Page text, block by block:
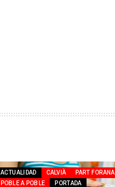
ACTUALIDAD CALVIÀ
PART FORANA
POBLE A POBLE
PORTADA